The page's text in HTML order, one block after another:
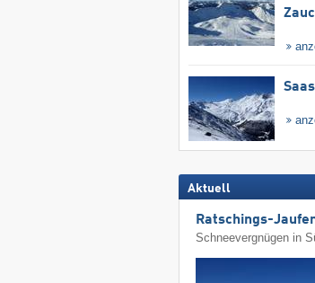
Aktuell
Ratschings-
Schneevergnügen in